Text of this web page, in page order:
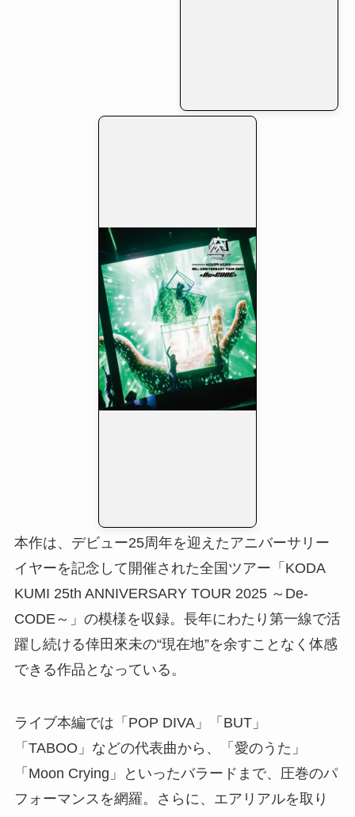
本作は、デビュー25周年を迎えたアニバーサリー
イヤーを記念して開催された全国ツアー「KODA
KUMI 25th ANNIVERSARY TOUR 2025 ～De-
CODE～」の模様を収録。長年にわたり第一線で活
躍し続ける倖田來未の“現在地”を余すことなく体感
できる作品となっている。
ライブ本編では「POP DIVA」「BUT」
「TABOO」などの代表曲から、「愛のうた」
「Moon Crying」といったバラードまで、圧巻のパ
フォーマンスを網羅。さらに、エアリアルを取り